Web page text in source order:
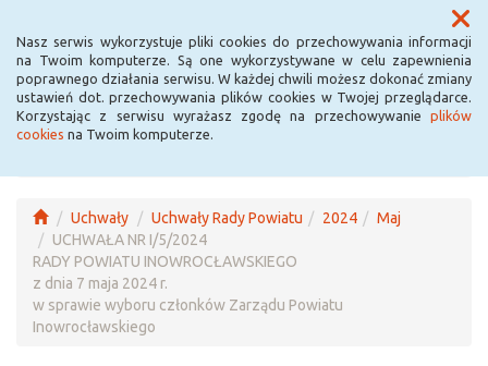
Nasz serwis wykorzystuje pliki cookies do przechowywania informacji
na Twoim komputerze. Są one wykorzystywane w celu zapewnienia
poprawnego działania serwisu. W każdej chwili możesz dokonać zmiany
ustawień dot. przechowywania plików cookies w Twojej przeglądarce.
Korzystając z serwisu wyrażasz zgodę na przechowywanie plików
cookies na Twoim komputerze.
Menu
Uchwały Uchwały Rady Powiatu 2024
Maj
UCHWAŁA NR I/5/2024
RADY POWIATU INOWROCŁAWSKIEGO
z dnia 7 maja 2024 r.
w sprawie wyboru członków Zarządu Powiatu
Inowrocławskiego